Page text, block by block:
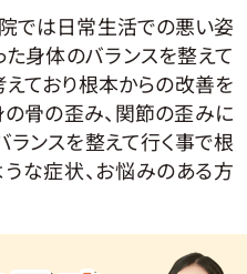
では日常生活での悪い姿
身体のバランスを整えて
ており根本からの改善を
骨の歪み、関節の歪みに
ンスを整えて行く事で根
な症状、お悩みのある方